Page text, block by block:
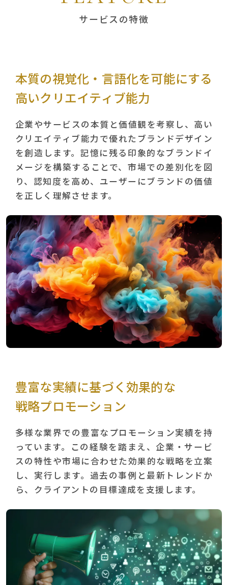
サービスの特徴
本質の視覚化・言語化を可能にする
高いクリエイティブ能力
企業やサービスの本質と価値観を考察し、高い
クリエイティブ能力で優れたブランドデザイン
を創造します。記憶に残る印象的なブランドイ
メージを構築することで、市場での差別化を図
り、認知度を高め、ユーザーにブランドの価値
を正しく理解させます。
豊富な実績に基づく効果的な
戦略プロモーション
多様な業界での豊富なプロモーション実績を持
っています。この経験を踏まえ、企業・サービ
スの特性や市場に合わせた効果的な戦略を立案
し、実行します。過去の事例と最新トレンドか
ら、クライアントの目標達成を支援します。